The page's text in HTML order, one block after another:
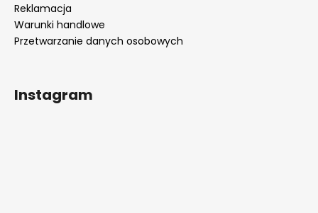
Reklamacja
Warunki handlowe
Przetwarzanie danych osobowych
Instagram